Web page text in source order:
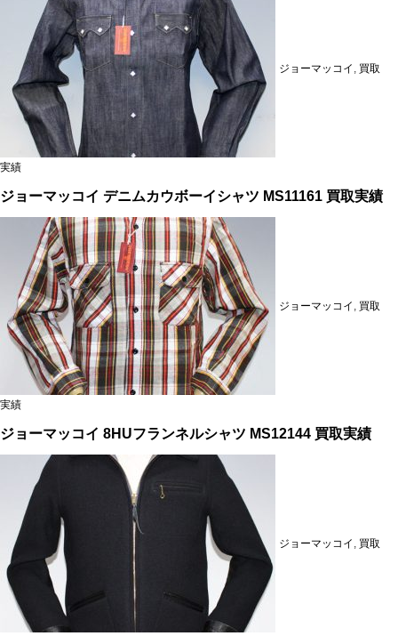
ジョーマッコイ 買取
実績
ジョーマッコイ デニムカウボーイシャツ MS11161 買取実績
ジョーマッコイ 買取
実績
ジョーマッコイ 8HUフランネルシャツ MS12144 買取実績
ジョーマッコイ 買取